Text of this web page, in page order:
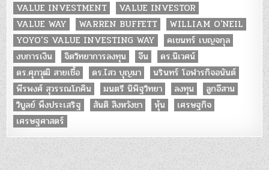
VALUE INVESTMENT
VALUE INVESTOR
VALUE WAY
WARREN BUFFETT
WILLIAM O'NEIL
YOYO’S VALUE INVESTING WAY
คเชนทร์ เบญจกุล
งบการเงิน
จิตวิทยาการลงทุน จีน
ดร.นิเวศน์
ดร.ศุภวุฒิ สายเชื้อ
ดร.ไสว บุญมา
นรินทร์ โอฬารกิจอนันต์
พีรพงศ์ สุวรรณโภคิน
มนตรี นิพิฐวิทยา ลงทุน
ลูกอีสาน
วิบูลย์ พึงประเสริฐ
สันติ สิงหวังชา หุ้น
เศรษฐกิจ
เศรษฐศาสตร์